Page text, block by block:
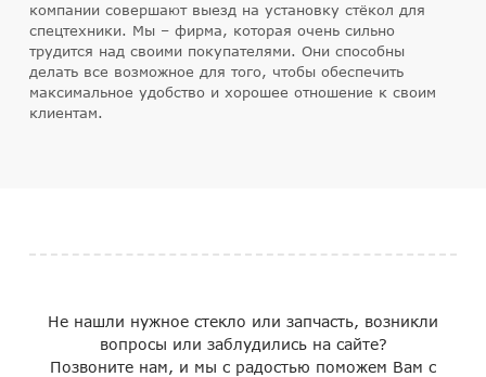
компании совершают выезд на установку стёкол для
спецтехники. Мы – фирма, которая очень сильно
трудится над своими покупателями. Они способны
делать все возможное для того, чтобы обеспечить
максимальное удобство и хорошее отношение к своим
клиентам.
Не нашли нужное стекло или запчасть, возникли
вопросы или заблудились на сайте?
Позвоните нам, и мы с радостью поможем Вам с